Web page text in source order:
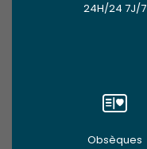
24H/24 7J/7
Obsèques